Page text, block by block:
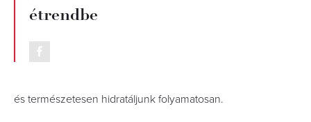
étrendbe
és természetesen hidratáljunk folyamatosan.